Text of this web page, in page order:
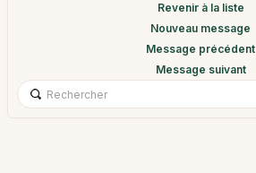
Revenir à la liste
Nouveau message
Message précédent
Message suivant